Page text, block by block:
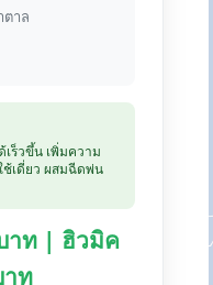
ตาล
ร็วขึ้น เพิ่มความ
เดี่ยว ผสมฉีดพ่น
าท | ฮิวมิค
ท